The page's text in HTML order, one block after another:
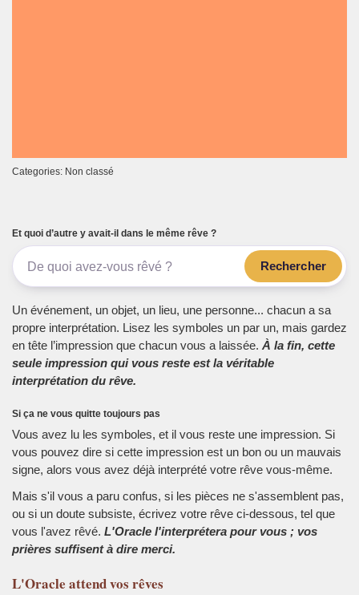
Categories: Non classé
Et quoi d’autre y avait-il dans le même rêve ?
Rechercher
Un événement, un objet, un lieu, une personne... chacun a sa
propre interprétation. Lisez les symboles un par un, mais gardez
en tête l’impression que chacun vous a laissée. À la fin, cette
seule impression qui vous reste est la véritable
interprétation du rêve.
Si ça ne vous quitte toujours pas
Vous avez lu les symboles, et il vous reste une impression. Si
vous pouvez dire si cette impression est un bon ou un mauvais
signe, alors vous avez déjà interprété votre rêve vous-même.
Mais s'il vous a paru confus, si les pièces ne s'assemblent pas,
ou si un doute subsiste, écrivez votre rêve ci-dessous, tel que
vous l'avez rêvé. L'Oracle l'interprétera pour vous ; vos
prières suffisent à dire merci.
L'Oracle attend vos rêves